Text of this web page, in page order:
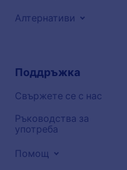
Алтернативи
Поддръжка
Свържете се с нас
Ръководства за
употреба
Помощ